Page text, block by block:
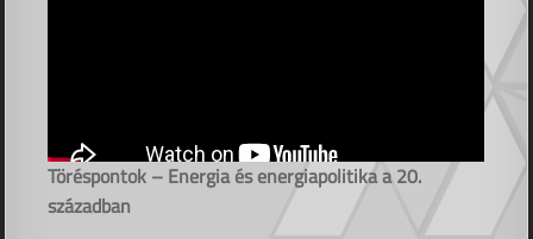
Töréspontok – Energia és energiapolitika a 20.
században